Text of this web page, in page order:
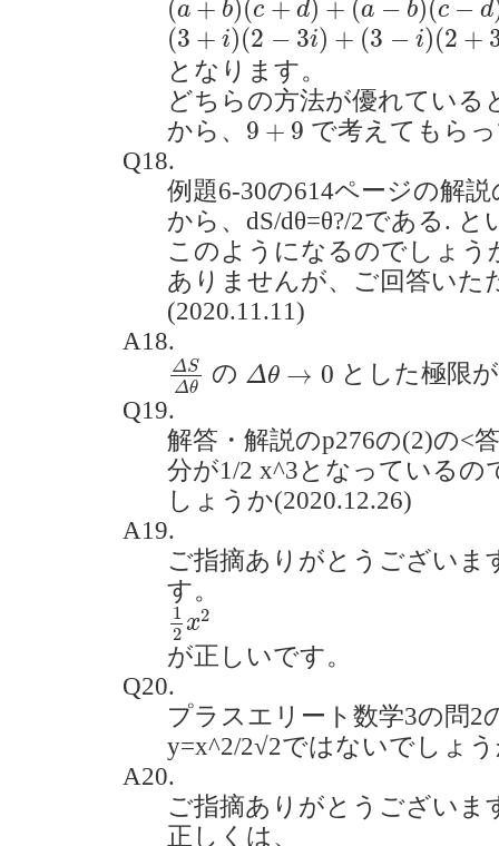
(a + b)(c + d) + (a − b)(c − d
(3 + i)(2 − 3i) + (3 − i)(2 +
(3 i (2−3 i) +(3 − i )(2 i)=12 + 6
となります。
どちらの方法が優れてい
から、 9 + 9
9 +9
で考えてもら
Q18.
例題6-30の614ページの解
から、dS/dθ=θ?/2である.
このようになるのでしょう
ありませんが、ご回答いた
(2020.11.11)
A18.
ΔS
Δθ
ΔSΔ θ
の Δθ → 0
Δθ→ 0
とした極限
Q19.
解答・解説のp276の(2)の<
分が1/2 x^3となっている
しょうか(2020.12.26)
A19.
ご指摘ありがとうございま
す。
1
2 x2
12 x2
が正しいです。
Q20.
プラスエリート数学3の問2
y=x^2/2√2ではないでしょう
A20.
ご指摘ありがとうございま
正しくは、